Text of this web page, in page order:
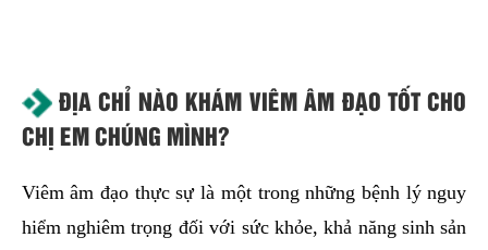
ĐỊA CHỈ NÀO KHÁM VIÊM ÂM ĐẠO TỐT CHO
CHỊ EM CHÚNG MÌNH?
Viêm âm đạo thực sự là một trong những bệnh lý nguy
hiểm nghiêm trọng đối với sức khỏe, khả năng sinh sản